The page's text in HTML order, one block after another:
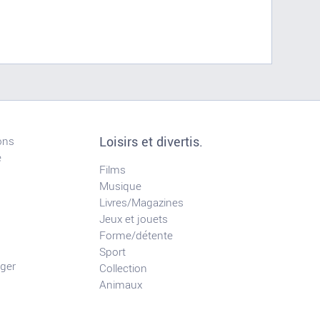
Loisirs et divertis.
Films
Musique
Livres/Magazines
Jeux et jouets
Forme/détente
Sport
Collection
Animaux